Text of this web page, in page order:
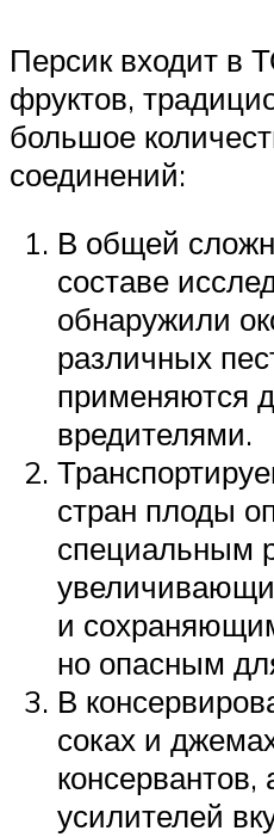
Персик входит в
фруктов,
большое
соединений:
В общей
составе
обнаружили
различных
применяются
вредителями.
стран плоды
специальным
и
но опасным
В
соках и
консервантов,
усилителей